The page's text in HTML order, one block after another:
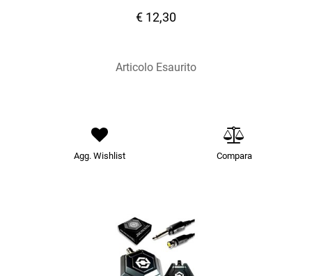
€ 12,30
Articolo Esaurito
Agg. Wishlist Compara